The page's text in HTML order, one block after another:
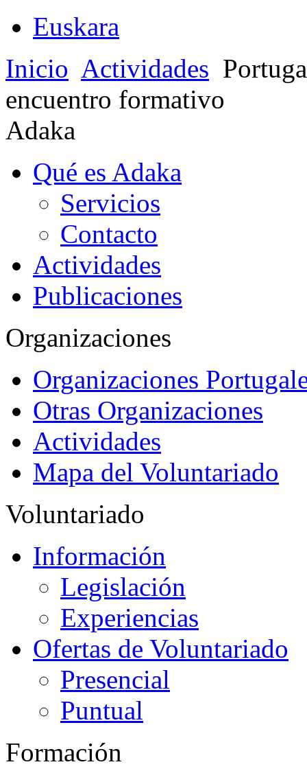
Euskara
Inicio Actividades
encuentro formativo
Adaka
Qué es Adaka
Servicios
Contacto
Actividades
Publicaciones
Organizaciones
Organizaciones
Otras Organizaciones
Actividades
Mapa del Voluntariado
Voluntariado
Información
Legislación
Experiencias
Ofertas de Voluntariado
Presencial
Puntual
Formación